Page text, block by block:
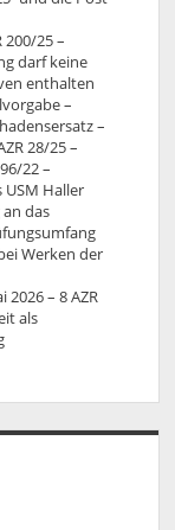
200/25 –
darf keine
enthalten
–
–
28/25 –
22 –
Haller
das
Werken der
– 8 AZR
als